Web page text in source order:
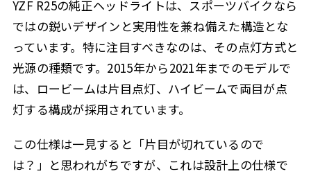
YZF R25の純正ヘッドライトは、スポーツバイクなら
ではの鋭いデザインと実用性を兼ね備えた構造とな
っています。特に注目すべきなのは、その点灯方式と
光源の種類です。2015年から2021年までのモデルで
は、ロービームは片目点灯、ハイビームで両目が点
灯する構成が採用されています。
この仕様は一見すると「片目が切れているので
は？」と思われがちですが、これは設計上の仕様で